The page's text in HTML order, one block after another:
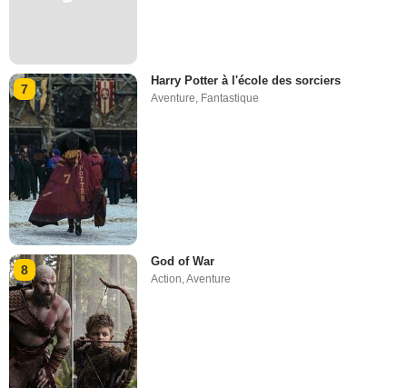
7
Harry Potter à l'école des sorciers
Aventure, Fantastique
8
God of War
Action ,Aventure